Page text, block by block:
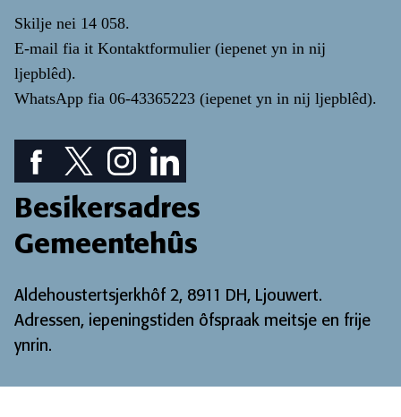
Skilje nei 14 058.
E-mail fia it Kontaktformulier (iepenet yn in nij
ljepblêd).
WhatsApp fia 06-43365223 (iepenet yn in nij ljepblêd).
Facebook piktogram: sjoch ús Facebook pagina
Twitter piktogram: sjoch ús Twitter pagina
Instagram ikoan: Besjoch ús Instagram
LinkedIn ikoan: besjoch ús LinkedIn
Besikersadres
Gemeentehûs
Aldehoustertsjerkhôf 2, 8911 DH, Ljouwert.
Adressen, iepeningstiden ôfspraak meitsje en frije
ynrin.